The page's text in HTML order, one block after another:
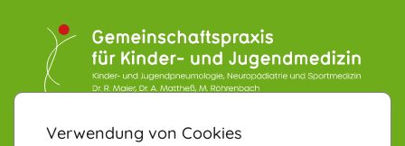
Gemeinschaftspraxis für
Verwendung von Cookies